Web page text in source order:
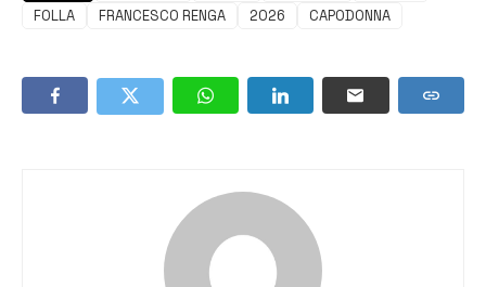
FOLLA
FRANCESCO RENGA 2026 CAPODONNA